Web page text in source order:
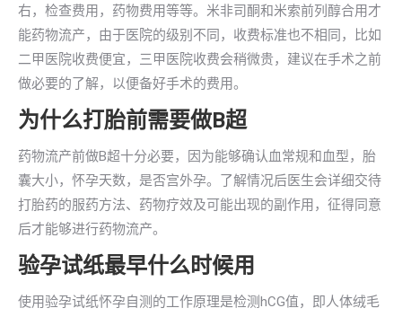
右，检查费用，药物费用等等。米非司酮和米索前列醇合用才
能药物流产，由于医院的级别不同，收费标准也不相同，比如
二甲医院收费便宜，三甲医院收费会稍微贵，建议在手术之前
做必要的了解，以便备好手术的费用。
为什么打胎前需要做B超
药物流产前做B超十分必要，因为能够确认血常规和血型，胎
囊大小，怀孕天数，是否宫外孕。了解情况后医生会详细交待
打胎药的服药方法、药物疗效及可能出现的副作用，征得同意
后才能够进行药物流产。
验孕试纸最早什么时候用
使用验孕试纸怀孕自测的工作原理是检测hCG值，即人体绒毛